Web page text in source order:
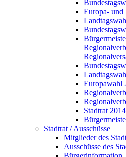
Europa-
Europawahl
Stadtrat 2014
Stadtrat / Ausschüsse
Mitglieder des
Ausschüsse des